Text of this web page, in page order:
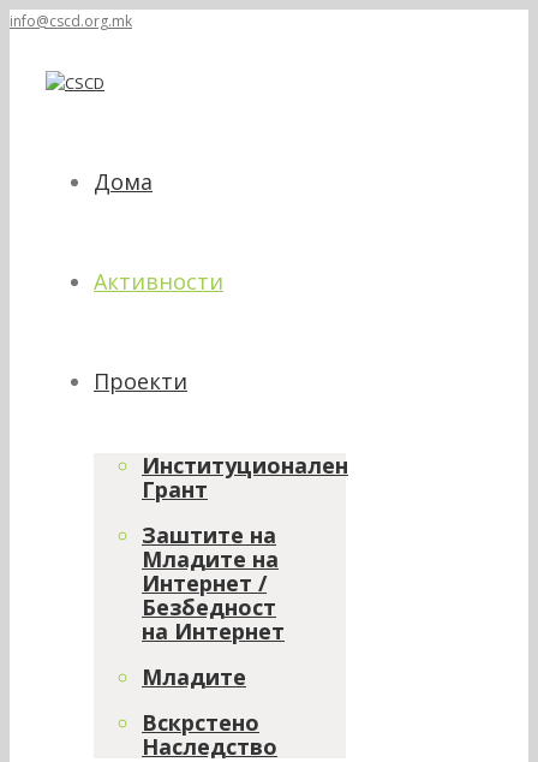
info@cscd.org.mk
Дома
Активности
Проекти
Институционален
Грант
Заштите на
Младите на
Интернет /
Безбедност
на Интернет
Младите
Вскрстено
Наследство